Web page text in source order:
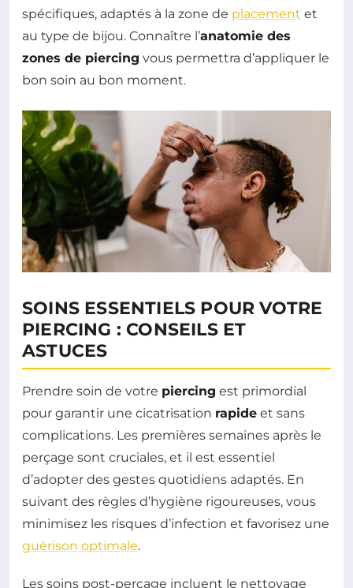
spécifiques, adaptés à la zone de placement et
au type de bijou. Connaître l’anatomie des
zones de piercing vous permettra d’appliquer le
bon soin au bon moment.
SOINS ESSENTIELS POUR VOTRE
PIERCING : CONSEILS ET
ASTUCES
Prendre soin de votre piercing est primordial
pour garantir une cicatrisation rapide et sans
complications. Les premières semaines après le
perçage sont cruciales, et il est essentiel
d’adopter des gestes quotidiens adaptés. En
suivant des règles d’hygiène rigoureuses, vous
minimisez les risques d’infection et favorisez une
guérison optimale.
Les soins post-perçage incluent le nettoyage